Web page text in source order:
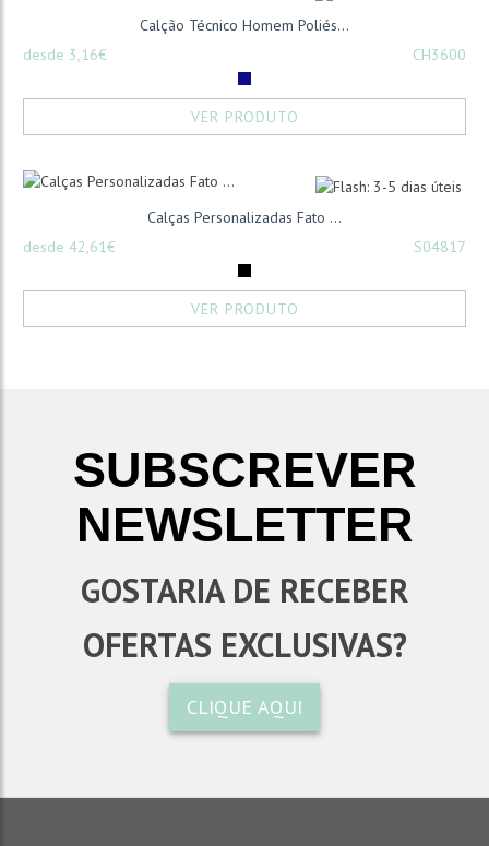
Calção Técnico Homem Poliés...
desde 3,16€
CH3600
VER PRODUTO
Calças Personalizadas Fato ...
desde 42,61€
S04817
VER PRODUTO
SUBSCREVER
NEWSLETTER
GOSTARIA DE RECEBER
OFERTAS EXCLUSIVAS?
CLIQUE AQUI